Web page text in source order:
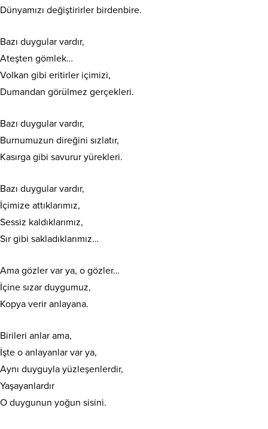
Dünyamızı değiştirirler birdenbire.
Bazı duygular vardır,
Ateşten gömlek…
Volkan gibi eritirler içimizi,
Dumandan görülmez gerçekleri.
Bazı duygular vardır,
Burnumuzun direğini sızlatır,
Kasırga gibi savurur yürekleri.
Bazı duygular vardır,
İçimize attıklarımız,
Sessiz kaldıklarımız,
Sır gibi sakladıklarımız…
Ama gözler var ya, o gözler…
İçine sızar duygumuz,
Kopya verir anlayana.
Birileri anlar ama,
İşte o anlayanlar var ya,
Aynı duyguyla yüzleşenlerdir,
Yaşayanlardır
O duygunun yoğun sisini.